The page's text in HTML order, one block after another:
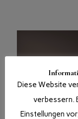
Diese Website
verbessern.
Einstellungen